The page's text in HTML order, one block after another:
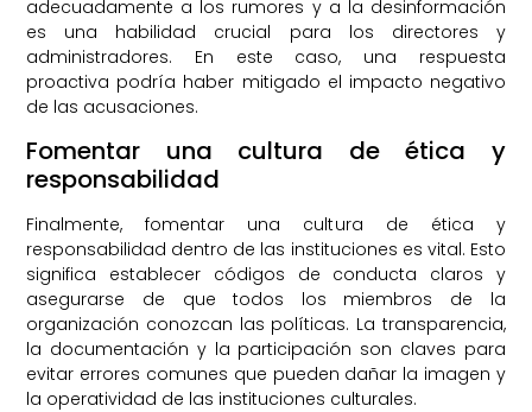
adecuadamente a los rumores y a la desinformación
es una habilidad crucial para los directores y
administradores. En este caso, una respuesta
proactiva podría haber mitigado el impacto negativo
de las acusaciones.
Fomentar una cultura de ética y
responsabilidad
Finalmente, fomentar una cultura de ética y
responsabilidad dentro de las instituciones es vital. Esto
significa establecer códigos de conducta claros y
asegurarse de que todos los miembros de la
organización conozcan las políticas. La transparencia,
la documentación y la participación son claves para
evitar errores comunes que pueden dañar la imagen y
la operatividad de las instituciones culturales.